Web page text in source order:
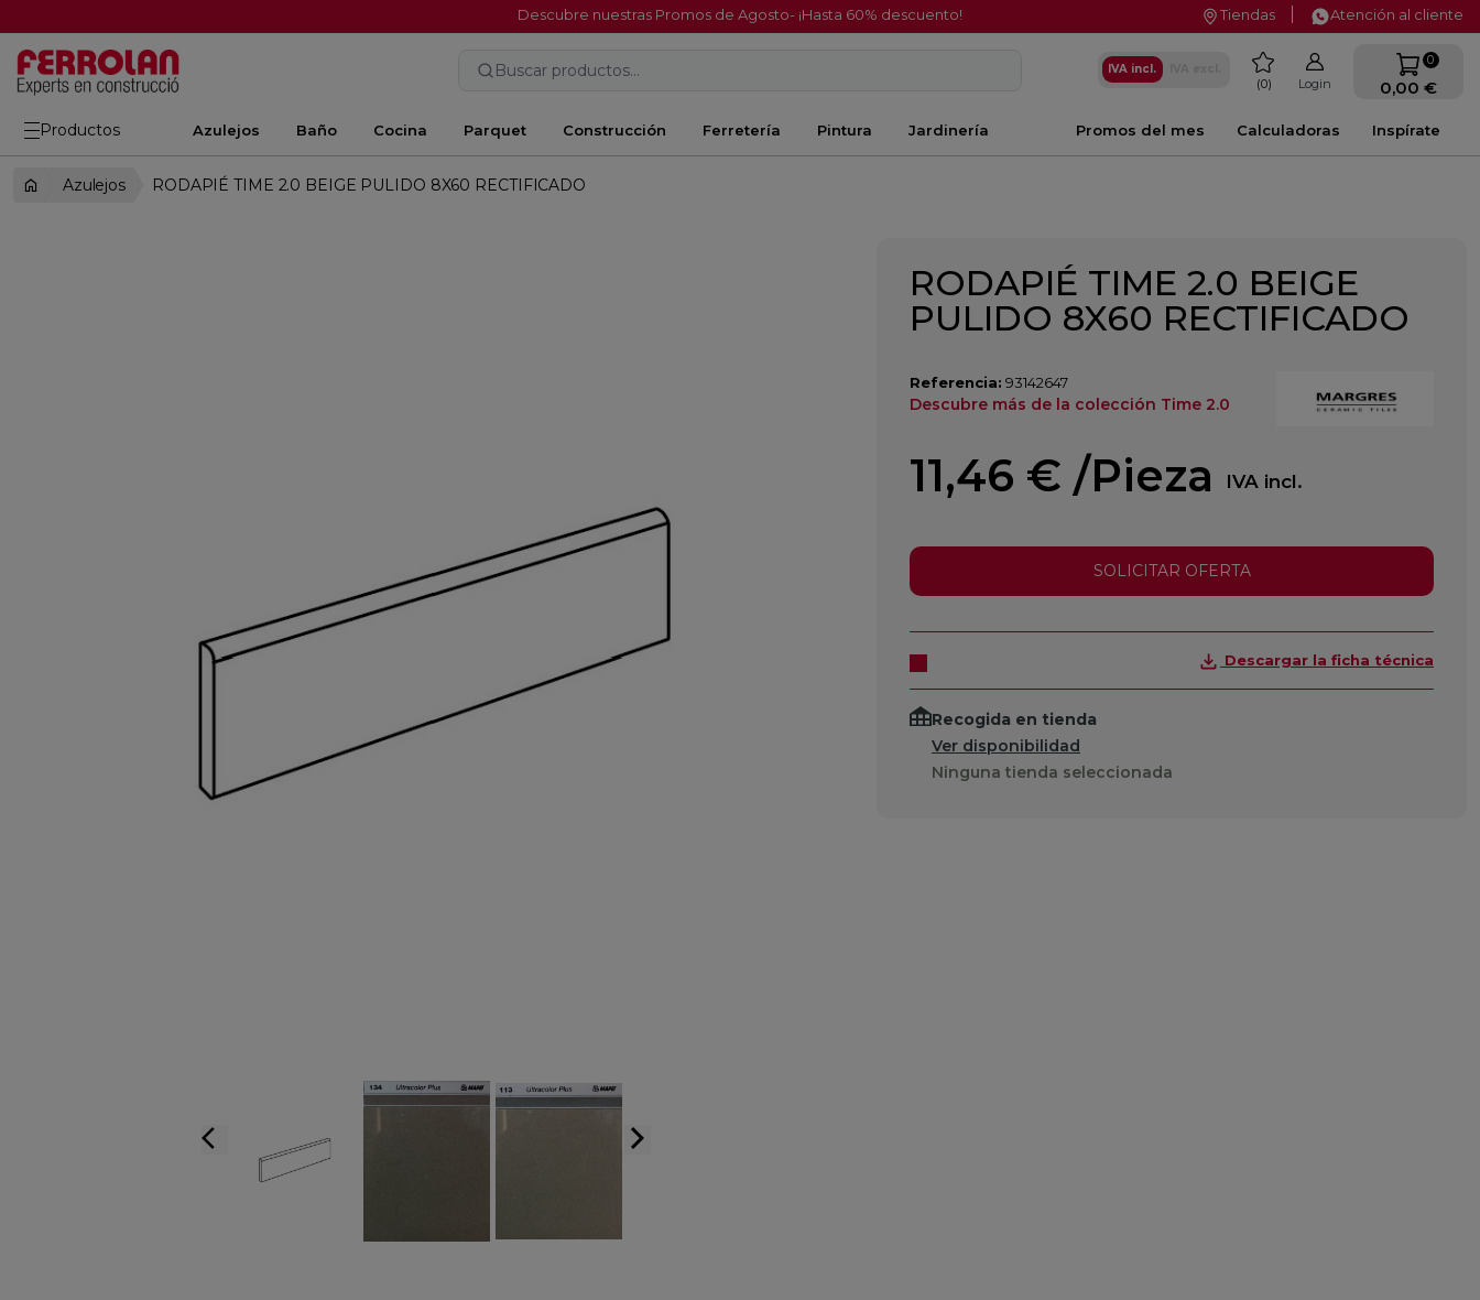
Descubre nuestras Promos de Agosto- ¡Hasta 60% descuento! Tiendas Atención al cliente
Buscar productos... IVA incl. favorite
0 Login
0
0,00 €
Productos Azulejos Baño Cocina Parquet Construcción Ferretería Pintura Jardinería Inspírate
Calculadoras
Promos del mes
Azulejos RODAPIÉ TIME 2.0 BEIGE PULIDO 8X60 RECTIFICADO
arrow_back_ios arrow_forward_ios
RODAPIÉ TIME 2.0 BEIGE
PULIDO 8X60 RECTIFICADO
Referencia: 93142647
Descubre más de la colección Time 2.0
11,46 € /Pieza IVA incl.
SOLICITAR OFERTA
Descargar la ficha técnica
Recogida en tienda
Ver disponibilidad
Ninguna tienda seleccionada